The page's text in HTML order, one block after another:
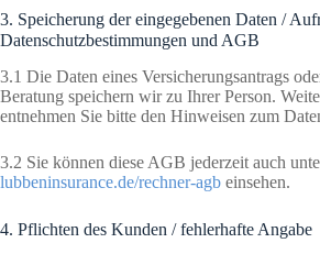
3. Speicherung der eingegebenen Daten /
Datenschutzbestimmungen und AGB
3.1 Die Daten eines Versicherungsantrags
Beratung speichern wir zu Ihrer Person.
entnehmen Sie bitte den Hinweisen zum
3.2 Sie können diese AGB jederzeit auch
lubbeninsurance.de/rechner-agb einsehen.
4. Pflichten des Kunden / fehlerhafte Angabe